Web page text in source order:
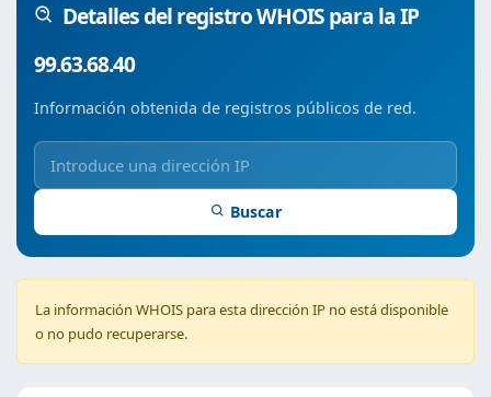
Detalles del registro WHOIS para la IP
99.63.68.40
Información obtenida de registros públicos de red.
Buscar
La información WHOIS para esta dirección IP no está disponible
o no pudo recuperarse.